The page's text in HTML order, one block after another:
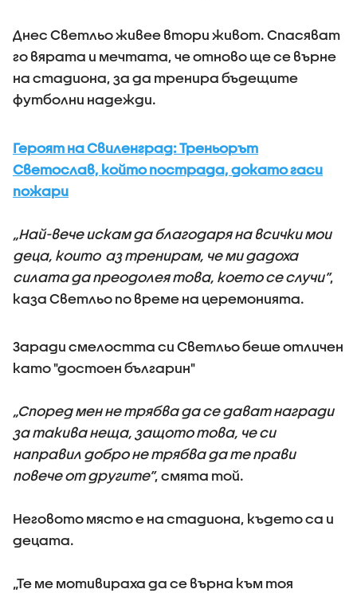
Днес Светльо живее втори живот. Спасяват
го вярата и мечтата, че отново ще се върне
на стадиона, за да тренира бъдещите
футболни надежди.
Героят на Свиленград: Треньорът
Светослав, който пострада, докато гаси
пожари​
„Най-вече искам да благодаря на всички мои
деца, които аз тренирам, че ми дадоха
силата да преодолея това, което се случи”,
каза Светльо по време на церемонията.
Заради смелостта си Светльо беше отличен
като "достоен българин"
„Според мен не трябва да се дават награди
за такива неща, защото това, че си
направил добро не трябва да те прави
повече от другите”, смята той.
Неговото място е на стадиона, където са и
децата.
„Те ме мотивираха да се върна към тоя